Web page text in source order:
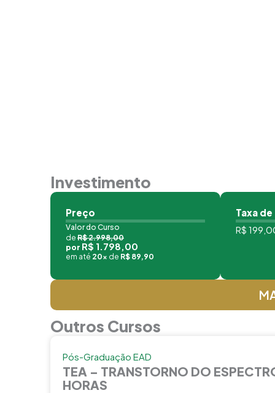
Investimento
Preço
Valor do Curso
de R$ 2.998,00
por R$ 1.798,00
em até 20x de R$ 89,90
Taxa
R$
Outros Cursos
Pós-Graduação EAD
TEA – TRANSTORNO DO
HORAS